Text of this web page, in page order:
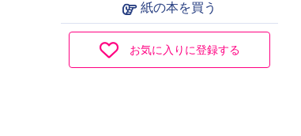
紙の本を買う
お気に入りに登録する